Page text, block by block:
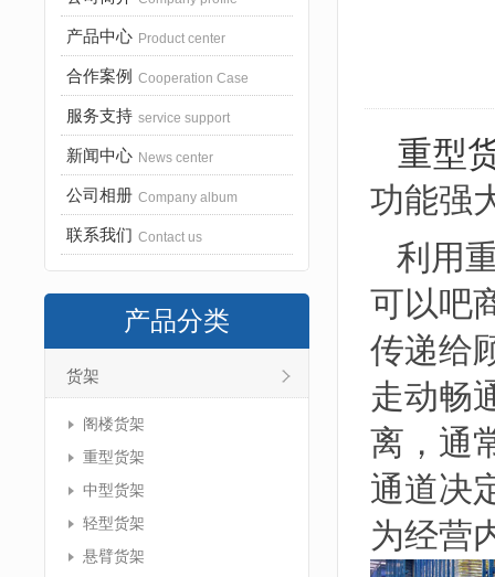
产品中心 Product center
合作案例 Cooperation Case
服务支持 service support
新闻中心 News center
公司相册 Company album
联系我们 Contact us
产品分类
货架
阁楼货架
重型货架
中型货架
轻型货架
悬臂货架
重型
功能强
利用
可以吧
传递给
走动畅
离，通
通道决
为经营